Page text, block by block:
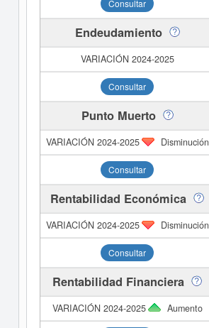
Consultar
Endeudamiento
Consultar
Punto Muerto
Disminución
Consultar
Rentabilidad Económica
Disminución
Consultar
Rentabilidad Financiera
Aumento